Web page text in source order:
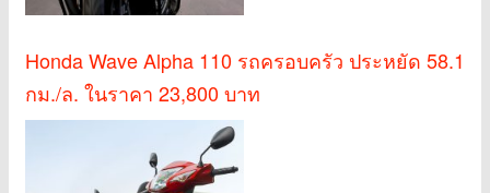
Honda Wave Alpha 110 รถครอบครัว ประหยัด 58.1
กม./ล. ในราคา 23,800 บาท